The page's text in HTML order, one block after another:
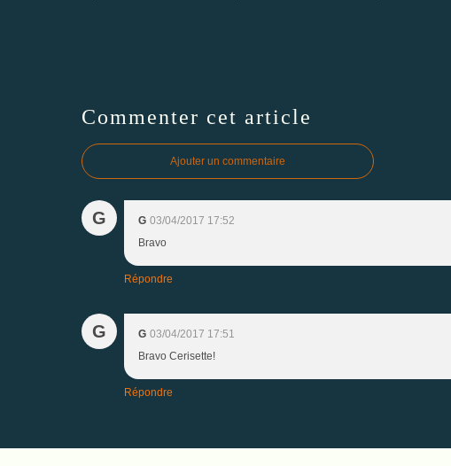
Commenter cet article
Ajouter un commentaire
G G 03/04/2017 17:52
Bravo
Répondre
G G 03/04/2017 17:51
Bravo Cerisette!
Répondre